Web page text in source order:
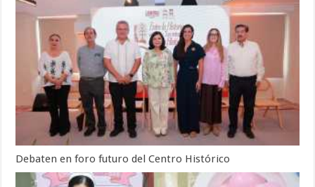
Debaten en foro futuro del Centro Histórico